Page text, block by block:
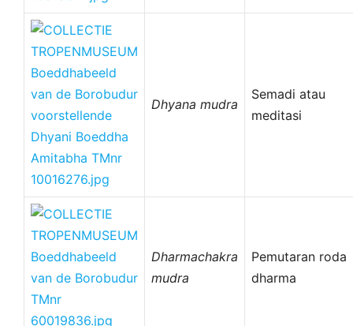
Dhyana mudra
Semadi atau
meditasi
Dharmachakra
mudra
Pemutaran roda
dharma